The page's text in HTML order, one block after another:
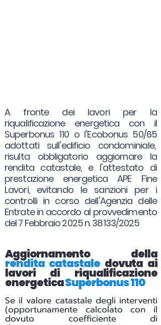
A fronte dei lavori per la
riqualificazione energetica con il
Superbonus 110 o l'Ecobonus 50/65
adottati sull'edificio condominiale,
risulta obbligatorio aggiornare la
rendita catastale, e l'attestato di
prestazione energetica APE Fine
Lavori, evitando le sanzioni per i
controlli in corso dell'Agenzia delle
Entrate in accordo al provvedimento
del 7 Febbraio 2025 n. 38133/2025
Aggiornamento della
rendita catastale dovuta ai
lavori di riqualificazione
energeticaSuperbonus 110
Se il valore catastale degli interventi
(opportunamente calcolato con il
dovuto coefficiente di